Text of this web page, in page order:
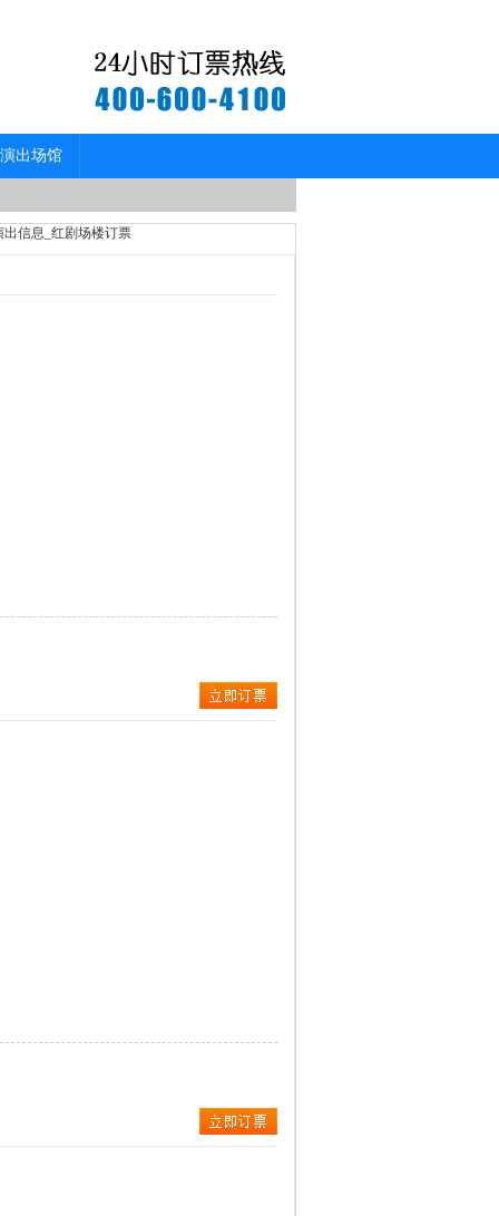
演出场馆
信息_红剧场楼订票